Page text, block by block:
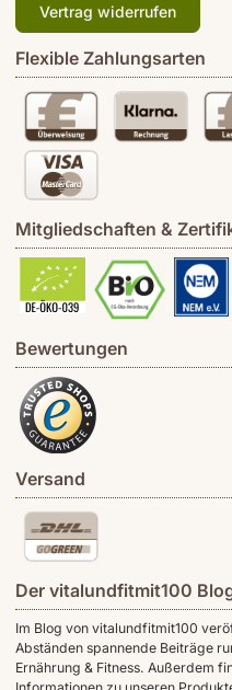
Vertrag widerrufen
Flexible Zahlungsarten
Mitgliedschaften &
Bewertungen
Versand
Der vitalundfitmit100
Im Blog von vitalundfitmit100
Abständen spannende Beiträge
Ernährung & Fitness. Außerdem